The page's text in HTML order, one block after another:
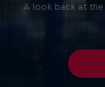
A look back at